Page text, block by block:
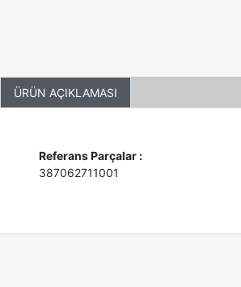
ÜRÜN AÇIKLAMASI
Referans Parçalar :
387062711001